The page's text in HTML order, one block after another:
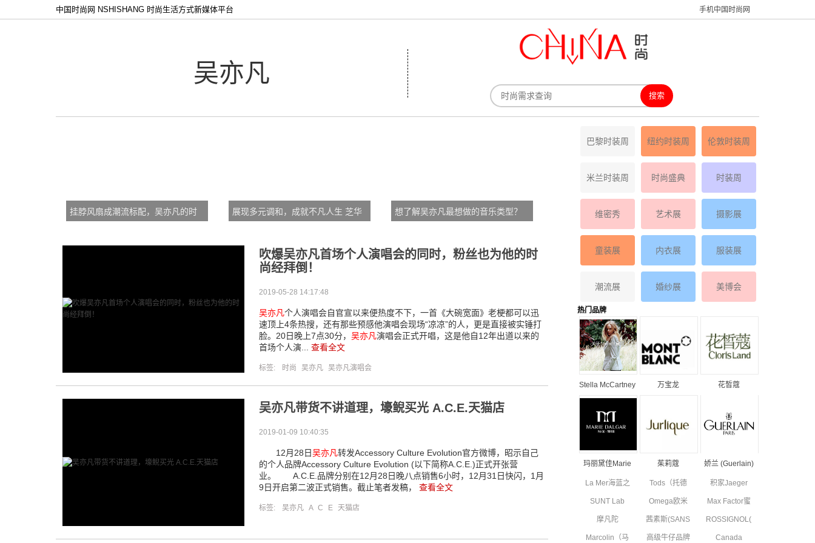
中国时尚网 NSHISHANG 时尚生活方式新媒体平台 手机中国时尚网
吴亦凡
挂脖风扇成潮流标配，吴亦凡的时
展现多元调和，成就不凡人生 芝华
想了解吴亦凡最想做的音乐类型？
吹爆吴亦凡首场个人演唱会的同时，粉丝也为他的时
尚经拜倒！
2019-05-28 14:17:48
吴亦凡个人演唱会自官宣以来便热度不下，一首《大碗宽面》老梗都可以迅
速顶上4条热搜，还有那些预感他演唱会现场“凉凉”的人，更是直接被实锤打
脸。20日晚上7点30分， 吴亦凡演唱会正式开唱，这是他自12年出道以来的
首场个人演... 查看全文
标签: 时尚 吴亦凡 吴亦凡演唱会
吴亦凡带货不讲道理，壕鲵买光 A.C.E.天猫店
2019-01-09 10:40:35
12月28日吴亦凡转发Accessory Culture Evolution官方微博，昭示自己
的个人品牌Accessory Culture Evolution (以下简称A.C.E.)正式开张营
业。 A.C.E.品牌分别在12月28日晚八点销售6小时，12月31日快闪，1月
9日开启第二波正式销售。截止笔者发稿， 查看全文
标签: 吴亦凡 A C E 天猫店
巴黎时装周 纽约时装周 伦敦时装周
米兰时装周 时尚盛典 时装周
维密秀 艺术展 摄影展
童装展 内衣展 服装展
潮流展 婚纱展 美博会
热门品牌
Stella McCartney
丝黛拉•麦卡妮品
牌资料介绍
万宝龙
花皙蔻
玛丽黛佳Marie
简介
茱莉蔻
资料简介
娇兰 (Guerlain)
La Mer海蓝之
Tods（托德
斯）品牌资料
简介
积家Jaeger
Le Coultre品
牌资料简介
SUNT Lab
(SUN'T集团旗
下童装)全新
副线品牌资料
Omega欧米
茄品牌资料简
介
Max Factor蜜
摩凡陀
MOVADO品
茜素斯(SANS
SOUCIS)品牌
ROSSIGNOL(卢
Marcolin（马 高级牛仔品牌 Canada